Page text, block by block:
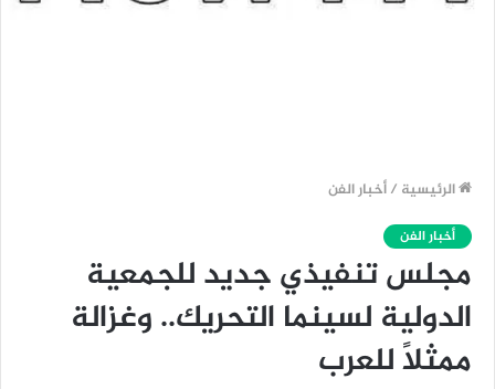
الرئيسية /أخبار الفن
أخبار الفن
مجلس تنفيذي جديد للجمعية
الدولية لسينما التحريك.. وغزالة
ممثلاً للعرب